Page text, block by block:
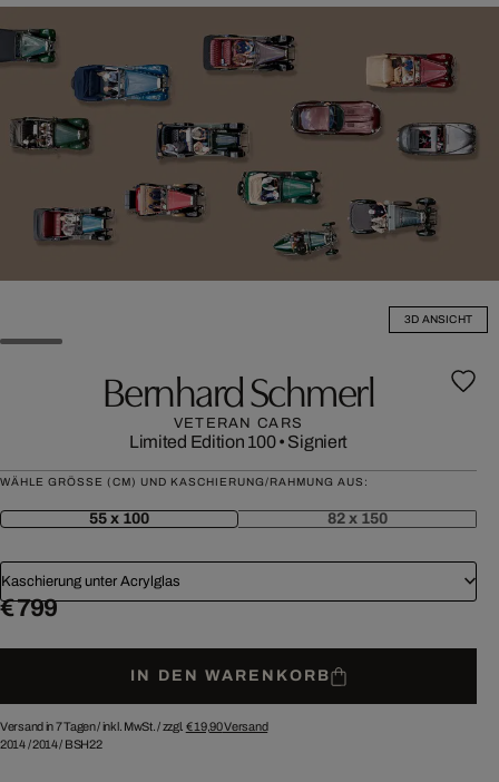
3D ANSICHT
Bernhard Schmerl
VETERAN CARS
Limited Edition 100• Signiert
WÄHLE GRÖSSE (CM) UND KASCHIERUNG/RAHMUNG AUS:
55 x 100 82 x 150
Kaschierung unter Acrylglas
€ 799
IN DEN WARENKORB
Versand in 7 Tagen /inkl. MwSt. / zzgl. € 19,90Versand
2014/2014/ BSH22